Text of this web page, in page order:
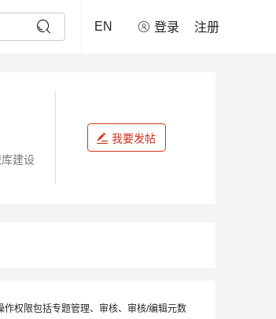
EN 登录 注册
建设
我要发帖
权限包括专题管理、审核、审核/编辑元数